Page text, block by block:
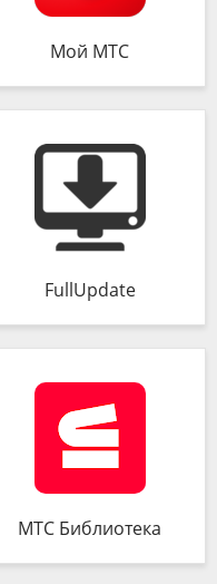
Мой МТС
FullUpdate
МТС Библиотека